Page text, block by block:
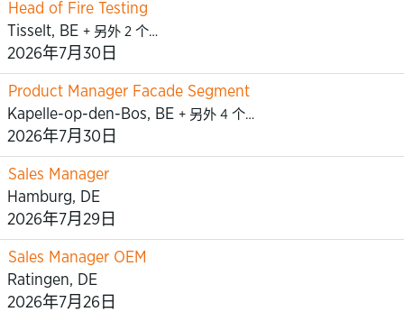
Head of Fire Testing
Tisselt, BE + 另外 2 个…
2026年7月30日
Product Manager Facade Segment
Kapelle-op-den-Bos, BE + 另外 4 个…
2026年7月30日
Sales Manager
Hamburg, DE
2026年7月29日
Sales Manager OEM
Ratingen, DE
2026年7月26日